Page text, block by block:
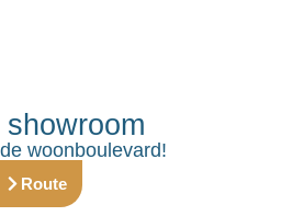
woonboulevard!
Route